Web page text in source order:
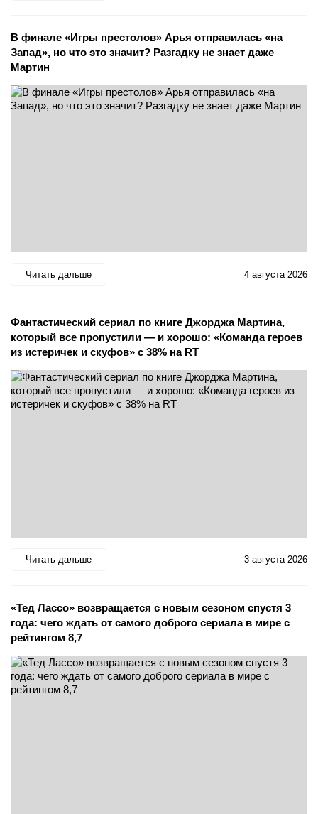
В финале «Игры престолов» Арья отправилась «на
Запад», но что это значит? Разгадку не знает даже
Мартин
Читать дальше 4 августа 2026
Фантастический сериал по книге Джорджа Мартина,
который все пропустили — и хорошо: «Команда героев
из истеричек и скуфов» с 38% на RT
Читать дальше 3 августа 2026
«Тед Лассо» возвращается с новым сезоном спустя 3
года: чего ждать от самого доброго сериала в мире с
рейтингом 8,7